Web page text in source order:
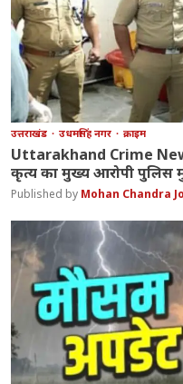
उत्तराखंड उधमसिंह नगर क्राइम
Uttarakhand Crime
कृत्य का मुख्य आरोपी पुलिस
Mohan Chandra